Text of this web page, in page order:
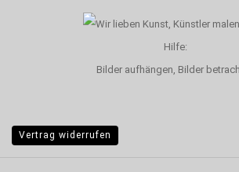
Hilfe:
Bilder aufhängen, Bilder
Vertrag widerrufen